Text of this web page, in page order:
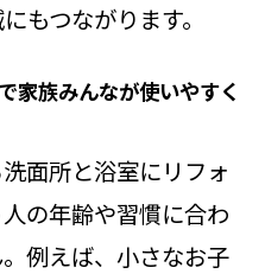
もつながります。
家族みんなが使いやすく
面所と浴室にリフォ
の年齢や習慣に合わ
例えば、小さなお子